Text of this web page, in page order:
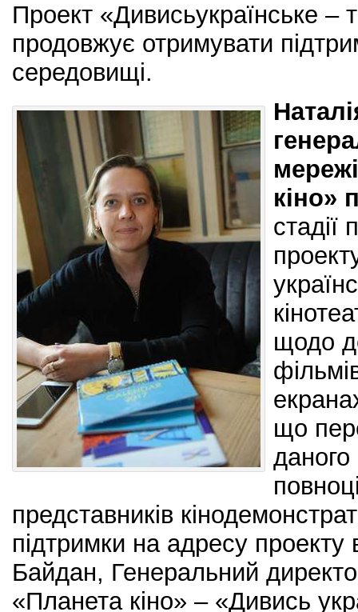
Проект «Дивисьукраїнське –
продовжує отримувати
середовищі.
кіно»
стадії
щодо
що
даного
представників
підтримки на адресу проекту
Байдан, Генеральний
«Планета кіно» – «Дивись